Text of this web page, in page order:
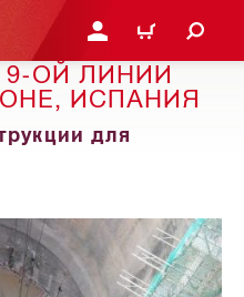
ВОЙДИТЕ В СВОЮ
КОРЗИНА
9-ОЙ ЛИНИИ
ИСПАНИЯ
для